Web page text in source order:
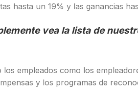
hasta un 19% y las ganancias
vea la lista de
empleados como los
y los programas de